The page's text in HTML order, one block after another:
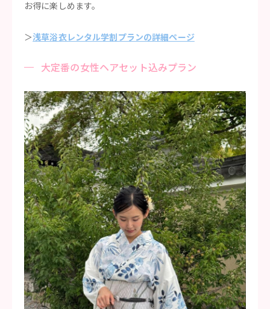
お得に楽しめます。
＞浅草浴衣レンタル学割プランの詳細ページ
大定番の女性ヘアセット込みプラン